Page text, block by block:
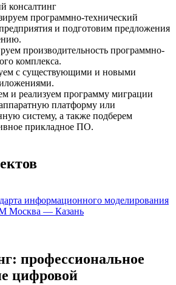
консалтинг
программно-технический
и подготовим предложения
производительность программно-
комплекса.
с существующими и новыми
.
и реализуем программу миграции
платформу или
систему, а также подберем
прикладное ПО.
информационного моделирования
Москва — Казань
профессиональное
цифровой